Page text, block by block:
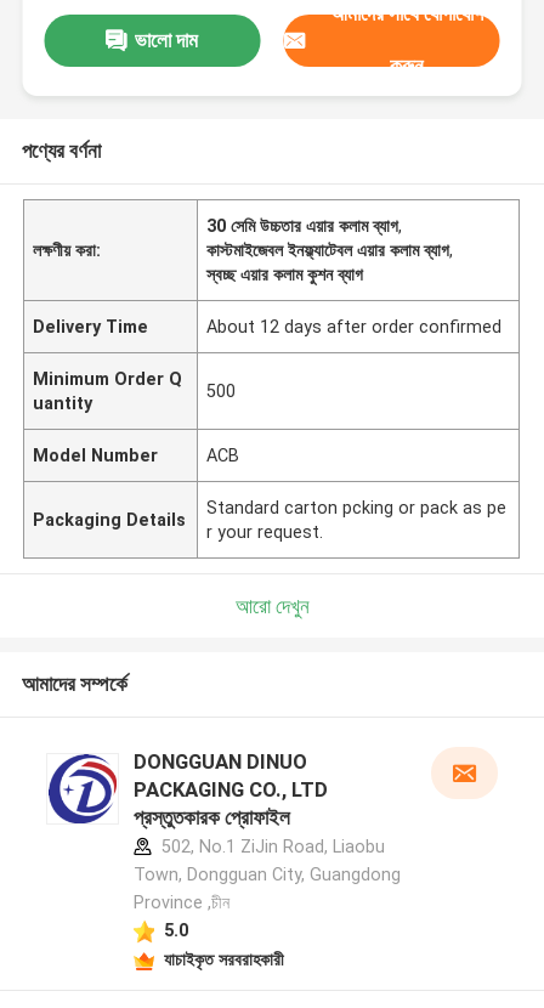
ভালো দাম
আমাদের সাথে যোগাযোগ
করুন
পণ্যের বর্ণনা
লক্ষণীয় করা:
30 সেমি উচ্চতার এয়ার কলাম ব্যাগ,
কাস্টমাইজেবল ইনফ্ল্যাটেবল এয়ার কলাম ব্যাগ,
স্বচ্ছ এয়ার কলাম কুশন ব্যাগ
Delivery Time About 12 days after order confirmed
Minimum Order Q
uantity
500
Model Number ACB
Packaging Details
Standard carton pcking or pack as pe
r your request.
আরো দেখুন
আমাদের সম্পর্কে
DONGGUAN DINUO
PACKAGING CO., LTD
প্রস্তুতকারক প্রোফাইল
502, No.1 ZiJin Road, Liaobu
Town, Dongguan City, Guangdong
Province ,চীন
5.0
যাচাইকৃত সরবরাহকারী